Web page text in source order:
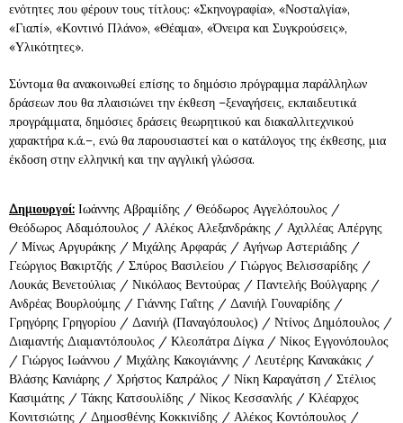
ενότητες που φέρουν τους τίτλους: «Σκηνογραφία», «Νοσταλγία»,
«Γιαπί», «Κοντινό Πλάνο», «Θέαμα», «Όνειρα και Συγκρούσεις»,
«Υλικότητες».
Σύντομα θα ανακοινωθεί επίσης το δημόσιο πρόγραμμα παράλληλων
δράσεων που θα πλαισιώνει την έκθεση –ξεναγήσεις, εκπαιδευτικά
προγράμματα, δημόσιες δράσεις θεωρητικού και διακαλλιτεχνικού
χαρακτήρα κ.ά.–, ενώ θα παρουσιαστεί και ο κατάλογος της έκθεσης, μια
έκδοση στην ελληνική και την αγγλική γλώσσα.
Δημιουργοί: Ιωάννης Αβραμίδης / Θεόδωρος Αγγελόπουλος /
Θεόδωρος Αδαμόπουλος / Αλέκος Αλεξανδράκης / Αχιλλέας Απέργης
/ Μίνως Αργυράκης / Μιχάλης Αρφαράς / Αγήνωρ Αστεριάδης /
Γεώργιος Βακιρτζής / Σπύρος Βασιλείου / Γιώργος Βελισσαρίδης /
Λουκάς Βενετούλιας / Νικόλαος Βεντούρας / Παντελής Βούλγαρης /
Ανδρέας Βουρλούμης / Γιάννης Γαΐτης / Δανιήλ Γουναρίδης /
Γρηγόρης Γρηγορίου / Δανιήλ (Παναγόπουλος) / Ντίνος Δημόπουλος /
Διαμαντής Διαμαντόπουλος / Κλεοπάτρα Δίγκα / Νίκος Εγγονόπουλος
/ Γιώργος Ιωάννου / Μιχάλης Κακογιάννης / Λευτέρης Κανακάκις /
Βλάσης Κανιάρης / Χρήστος Καπράλος / Νίκη Καραγάτση / Στέλιος
Κασιμάτης / Τάκης Κατσουλίδης / Νίκος Κεσσανλής / Κλέαρχος
Κονιτσιώτης / Δημοσθένης Κοκκινίδης / Αλέκος Κοντόπουλος /